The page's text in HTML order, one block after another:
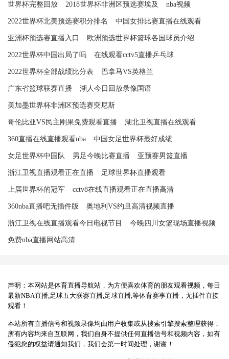
世界杯完整回放 2018世界杯非洲区预选赛埃及 nba视频
2022世界杯北美预选赛积分排名 中国女排比赛直播在线观看
亚洲杯预选赛直播入口 欧洲预选世界杯篮球各国球员介绍
2022世界杯中国出局了吗 在线观看cctv5直播乒乓球
2022世界杯全部战绩比分表 巴拿马VS英格兰
广东省篮球联赛直播 湖人今日回放录像国语
美加墨世界杯非洲区预选赛突尼斯
哥伦比亚VS民主刚果免费观看直播 湖北卫视直播在线观看
360直播在线直播观看nba 中国女足世界杯最好成绩
女足世界杯中国队 男足今晚比赛直播 亚预赛男篮直播
浙江卫视直播观看正在直播 足球世界杯直播观看
上届世界杯的冠军 cctv8在线直播观看正在直播高清
360nba直播吧无插件版 奥地利VS约旦高清视频直播
浙江卫视在线直播观看今日电视节目 今晚四川女篮现场直播视频
免费nba直播网站高清
声明：本网站是体育直播导航站，为方便喜欢体育的朋友观看视频，每日
最新NBA直播,足球五大联赛直播,足球直播,等体育赛事直播，无插件直接
观看！
本站所有直播信号和视频录像均由用户收集或从搜索引擎搜索整理获得，
所有内容均来自互联网，我们自身不提供任何直播信号和视频内容，如有
侵犯您的权益请通知我们，我们会第一时间处理，谢谢！